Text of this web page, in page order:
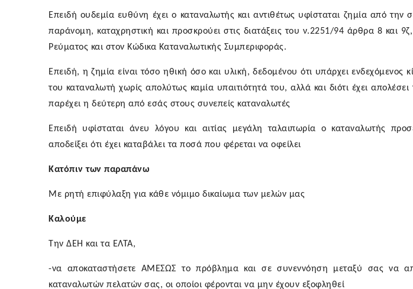
Επειδή ουδεμία ευθύνη έχει ο καταναλωτής και αντιθέτως υφίσταται ζημία από
παράνομη, καταχρηστική και προσκρούει στις διατάξεις του ν.2251/94 άρθρα 8 και
Ρεύματος και στον Κώδικα Καταναλωτικής Συμπεριφοράς.
Επειδή, η ζημία είναι τόσο ηθική όσο και υλική, δεδομένου ότι υπάρχει ενδεχόμενος
του καταναλωτή χωρίς απολύτως καμία υπαιτιότητά του, αλλά και διότι έχει
παρέχει η δεύτερη από εσάς στους συνεπείς καταναλωτές
Επειδή υφίσταται άνευ λόγου και αιτίας μεγάλη ταλαιπωρία ο καταναλωτής
αποδείξει ότι έχει καταβάλει τα ποσά που φέρεται να οφείλει
Κατόπιν των παραπάνω
Με ρητή επιφύλαξη για κάθε νόμιμο δικαίωμα των μελών μας
Καλούμε
Την ΔΕΗ και τα ΕΛΤΑ,
-να αποκαταστήσετε ΑΜΕΣΩΣ το πρόβλημα και σε συνεννόηση μεταξύ σας να
καταναλωτών πελατών σας, οι οποίοι φέρονται να μην έχουν εξοφληθεί